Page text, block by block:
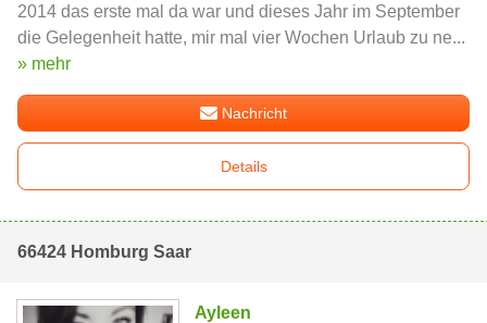
2014 das erste mal da war und dieses Jahr im September
die Gelegenheit hatte, mir mal vier Wochen Urlaub zu ne...
» mehr
Nachricht
Details
66424 Homburg Saar
Ayleen